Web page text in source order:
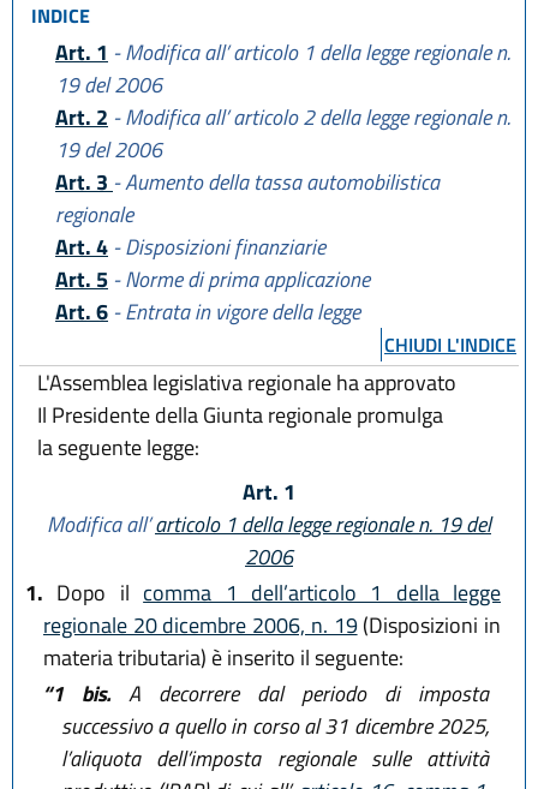
INDICE
Art. 1 - Modifica all’ articolo 1 della legge regionale n.
19 del 2006
Art. 2 - Modifica all’ articolo 2 della legge regionale n.
19 del 2006
Art. 3 - Aumento della tassa automobilistica
regionale
Art. 4 - Disposizioni finanziarie
Art. 5 - Norme di prima applicazione
Art. 6 - Entrata in vigore della legge
CHIUDI L'INDICE
L'Assemblea legislativa regionale ha approvato
Il Presidente della Giunta regionale promulga
la seguente legge:
Art. 1
Modifica all’articolo 1 della legge regionale n. 19 del
2006
1. Dopo il comma 1 dell’articolo 1 della legge
regionale 20 dicembre 2006, n. 19(Disposizioni in
materia tributaria) è inserito il seguente:
“1 bis.A decorrere dal periodo di imposta
successivo a quello in corso al 31 dicembre 2025,
l’aliquota dell’imposta regionale sulle attività